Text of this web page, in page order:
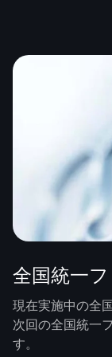
全国統一
現在実施中の全
次回の全国統一
す。